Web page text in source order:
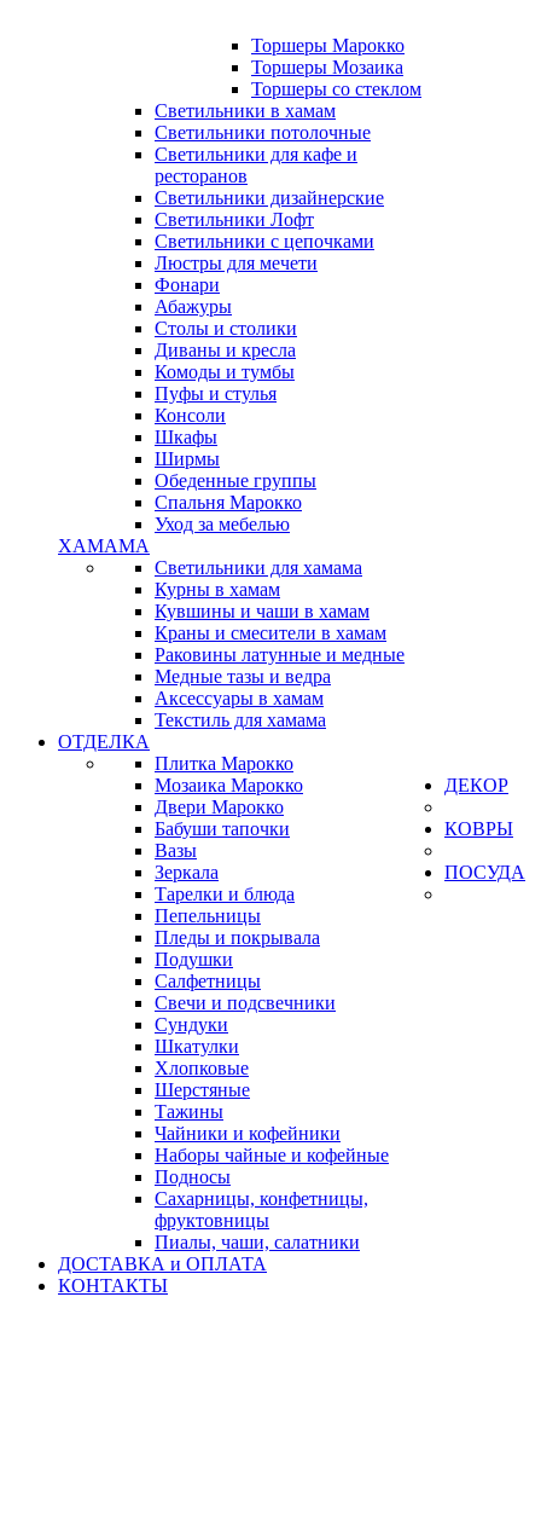
Торшеры Марокко
Торшеры Мозаика
Торшеры со стеклом
Светильники в хамам
Светильники потолочные
Светильники для кафе и
ресторанов
Светильники дизайнерские
Светильники Лофт
Светильники с цепочками
Люстры для мечети
Фонари
Абажуры
Столы и столики
Диваны и кресла
Комоды и тумбы
Пуфы и стулья
Консоли
Шкафы
Ширмы
Обеденные группы
Спальня Марокко
Уход за мебелью
ХАМАМА
Светильники для хамама
Курны в хамам
Кувшины и чаши в хамам
Краны и смесители в хамам
Раковины латунные и медные
Медные тазы и ведра
Аксессуары в хамам
Текстиль для хамама
ОТДЕЛКА
Плитка Марокко
Мозаика Марокко
Двери Марокко
ДЕКОР
Бабуши тапочки
Вазы
Зеркала
Тарелки и блюда
Пепельницы
Пледы и покрывала
Подушки
Салфетницы
Свечи и подсвечники
Сундуки
Шкатулки
КОВРЫ
Хлопковые
Шерстяные
ПОСУДА
Тажины
Чайники и кофейники
Наборы чайные и кофейные
Подносы
Сахарницы, конфетницы,
фруктовницы
Пиалы, чаши, салатники
ДОСТАВКА и ОПЛАТА
КОНТАКТЫ